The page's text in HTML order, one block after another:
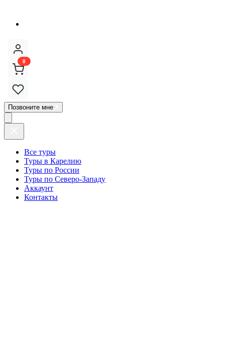
0
Позвоните мне
Все туры
Туры в Карелию
Туры по России
Туры по Северо-Западу
Аккаунт
Контакты